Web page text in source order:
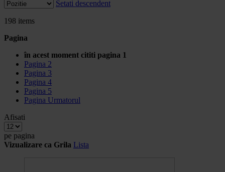
Setati descendent
198 items
Pagina
în acest moment cititi pagina 1
Pagina 2
Pagina 3
Pagina 4
Pagina 5
Pagina Urmatorul
Afisati
pe pagina
Vizualizare ca Grila Lista